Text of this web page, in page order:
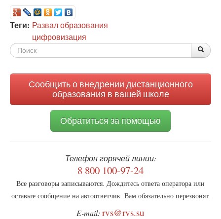
Теги: Развал образования
цифровизация
Форма
Сообщить о внедрении дистанционного
образования в вашей школе
Обратиться за помощью
Телефон горячей линии:
8 800 100-97-24
Все разговоры записываются. Дождитесь ответа оператора или
оставьте сообщение на автоответчик. Вам обязательно перезвонят.
E-mail: rvs@rvs.su